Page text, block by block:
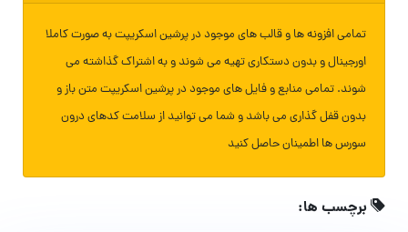
تمامی افزونه ها و قالب های موجود در پرشین اسکریپت به صورت کاملا
اورجینال و بدون دستکاری تهیه می شوند و به اشتراک گذاشته می
شوند. تمامی منابع و فایل های موجود در پرشین اسکریپت متن باز و
بدون قفل گذاری می باشد و شما می توانید از سلامت کدهای درون
سورس ها اطمینان حاصل کنید
برچسب ها: